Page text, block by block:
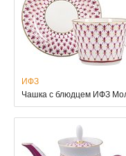
ИФЗ
Чашка с блюдцем ИФЗ